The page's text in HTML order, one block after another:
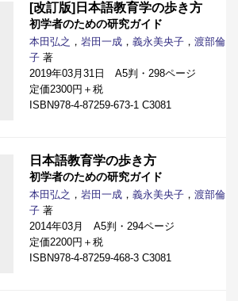
[改訂版]日本語教育学の歩き方
初学者のための研究ガイド
本田弘之 ， 岩田一成 ， 義永美央子 ， 渡部倫
子 著
2019年03月31日 A5判・298ページ
定価2300円＋税
ISBN978-4-87259-673-1 C3081
日本語教育学の歩き方
初学者のための研究ガイド
本田弘之 ， 岩田一成 ， 義永美央子 ， 渡部倫
子 著
2014年03月 A5判・294ページ
定価2200円＋税
ISBN978-4-87259-468-3 C3081